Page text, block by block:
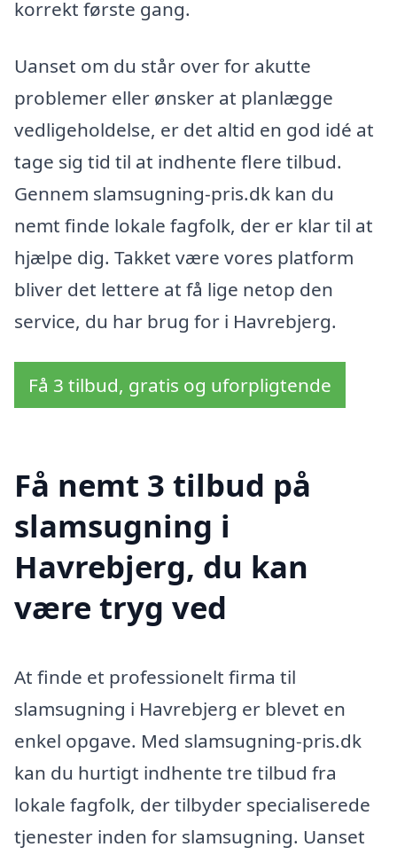
korrekt første gang.
Uanset om du står over for akutte
problemer eller ønsker at planlægge
vedligeholdelse, er det altid en god idé at
tage sig tid til at indhente flere tilbud.
Gennem slamsugning-pris.dk kan du
nemt finde lokale fagfolk, der er klar til at
hjælpe dig. Takket være vores platform
bliver det lettere at få lige netop den
service, du har brug for i Havrebjerg.
Få 3 tilbud, gratis og uforpligtende
Få nemt 3 tilbud på
slamsugning i
Havrebjerg, du kan
være tryg ved
At finde et professionelt firma til
slamsugning i Havrebjerg er blevet en
enkel opgave. Med slamsugning-pris.dk
kan du hurtigt indhente tre tilbud fra
lokale fagfolk, der tilbyder specialiserede
tjenester inden for slamsugning. Uanset